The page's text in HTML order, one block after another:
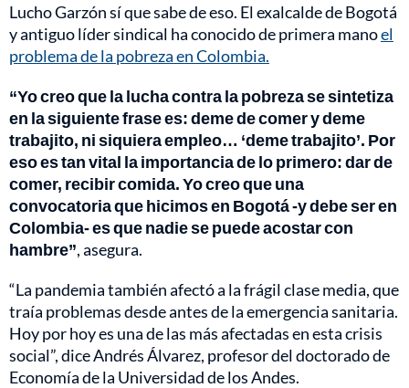
Lucho Garzón sí que sabe de eso. El exalcalde de Bogotá
y antiguo líder sindical ha conocido de primera manoel
problema de la pobreza en Colombia.
“Yo creo que la lucha contra la pobreza se sintetiza
en la siguiente frase es: deme de comer y deme
trabajito, ni siquiera empleo… ‘deme trabajito’. Por
eso es tan vital la importancia de lo primero: dar de
comer, recibir comida. Yo creo que una
convocatoria que hicimos en Bogotá -y debe ser en
Colombia- es que nadie se puede acostar con
hambre”, asegura.
“La pandemia también afectó a la frágil clase media, que
traía problemas desde antes de la emergencia sanitaria.
Hoy por hoy es una de las más afectadas en esta crisis
social”, dice Andrés Álvarez, profesor del doctorado de
Economía de la Universidad de los Andes.